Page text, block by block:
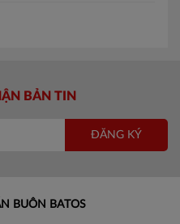
BẢN TIN
ĐĂNG KÝ
BUÔN BATOS